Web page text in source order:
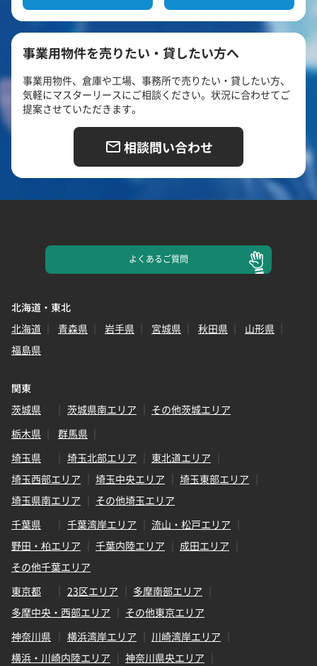
事業用物件を売りたい・貸したい方へ
事業用物件、倉庫や工場、事務所で売りたい・貸したい方、
気軽にマスターリースにご相談ください。状況に合わせてご
提案させていただきます。
相談問い合わせ
よくあるご質問
北海道・東北
北海道
青森県 岩手県 宮城県 秋田県
山形県
福島県
関東
茨城県
茨城県南エリア
その他茨城エリア
栃木県
群馬県
埼玉県
埼玉北部エリア
東北道エリア
埼玉西部エリア
埼玉中央エリア
埼玉東部エリア
埼玉県南エリア
その他埼玉エリア
千葉県
千葉湾岸エリア
流山・松戸エリア
野田・柏エリア
千葉内陸エリア
成田エリア
その他千葉エリア
東京都
23区エリア
多摩南部エリア
多摩中央・西部エリア
その他東京エリア
神奈川県
横浜湾岸エリア
川崎湾岸エリア
横浜・川崎内陸エリア
神奈川県央エリア